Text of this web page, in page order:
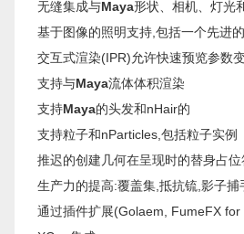
无缝集成与Maya形状、相机、灯光
基于图像的照明支持,包括一个先进
交互式渲染(IPR)允许快速预览参数
支持与Maya流体体积渲染
支持Maya的头发和nHair的
支持粒子和nParticles,包括粒子实例
推迟的创建几何在呈现时的替身占位
生产力的提高:覆盖集,抵抗锍,影子
通过插件扩展(Golaem, FumeFX